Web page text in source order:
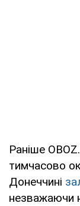
Раніше
тимчасово
Донеччині
незважаючи